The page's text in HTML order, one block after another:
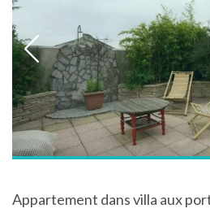
Appartement dans villa aux